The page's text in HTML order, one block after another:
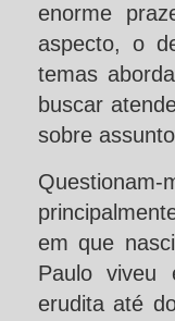
enorme
aspecto, o
temas
buscar
sobre
em que
Paulo viveu
erudita até